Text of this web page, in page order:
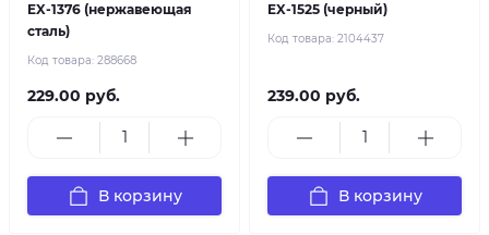
EX-1376 (нержавеющая
сталь)
Код товара: 288668
229.00 руб.
В корзину
EX-1525 (черный)
Код товара: 2104437
239.00 руб.
В корзину